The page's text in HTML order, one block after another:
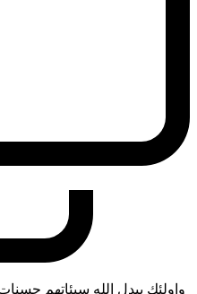
واولئك يبدل الله سيئاتهم